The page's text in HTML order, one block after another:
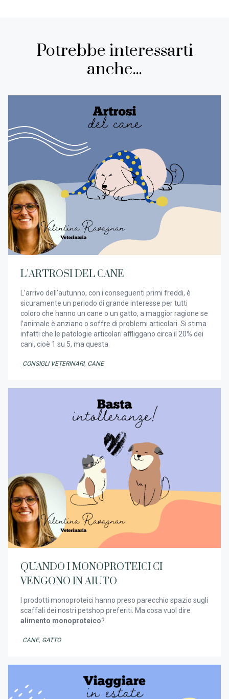
Potrebbe interessarti
anche...
L’ARTROSI DEL CANE
L’arrivo dell’autunno, con i conseguenti primi freddi, è
sicuramente un periodo di grande interesse per tutti
coloro che hanno un cane o un gatto, a maggior ragione se
l’animale è anziano o soffre di problemi articolari. Si stima
infatti che le patologie articolari affliggano circa il 20% dei
cani, cioè 1 su 5, ma questa
CONSIGLI VETERINARI, CANE
QUANDO I MONOPROTEICI CI
VENGONO IN AIUTO
I prodotti monoproteici hanno preso parecchio spazio sugli
scaffali dei nostri petshop preferiti. Ma cosa vuol dire
alimento monoproteico?
CANE, GATTO